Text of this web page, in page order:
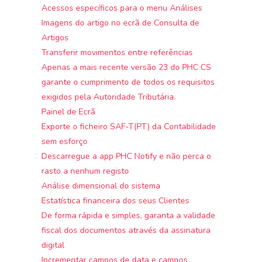
Acessos específicos para o menu Análises
Imagens do artigo no ecrã de Consulta de
Artigos
Transferir movimentos entre referências
Apenas a mais recente versão 23 do PHC CS
garante o cumprimento de todos os requisitos
exigidos pela Autoridade Tributária.
Painel de Ecrã
Exporte o ficheiro SAF-T(PT) da Contabilidade
sem esforço
Descarregue a app PHC Notify e não perca o
rasto a nenhum registo
Análise dimensional do sistema
Estatística financeira dos seus Clientes
De forma rápida e simples, garanta a validade
fiscal dos documentos através da assinatura
digital